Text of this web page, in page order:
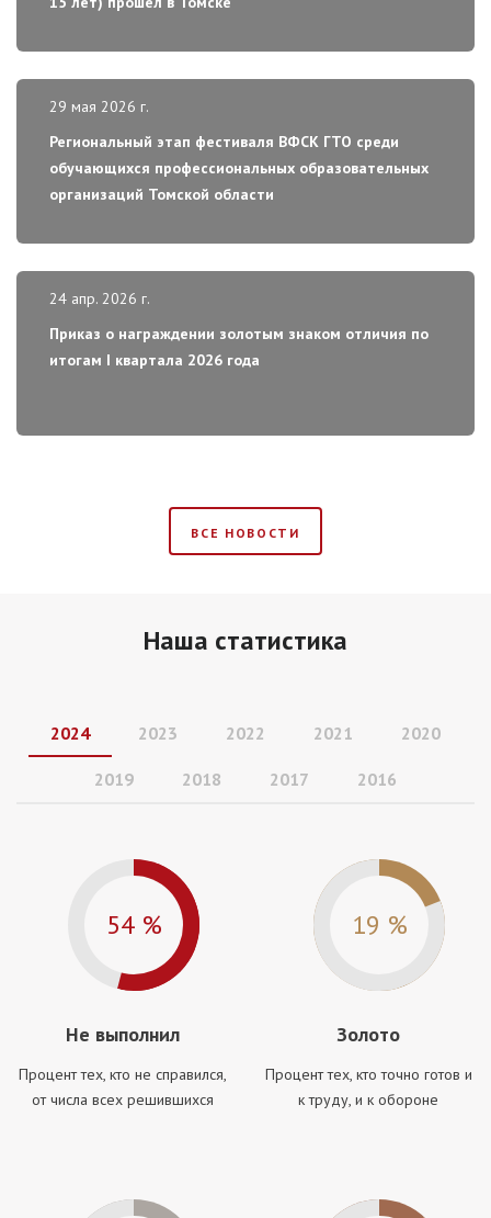
Региональный этап фестиваля ВФСК ГТО среди
обучающихся профессиональных образовательных
организаций Томской области
29 мая 2026 г.
Приказ о награждении золотым знаком отличия по
итогам I квартала 2026 года
24 апр. 2026 г.
ВСЕ НОВОСТИ
Наша статистика
2024 2023 2022 2021 2020
2019 2018 2017 2016
54 %
Не выполнил
Процент тех, кто не справился,
от числа всех решившихся
19 %
Золото
Процент тех, кто точно готов и
к труду, и к обороне